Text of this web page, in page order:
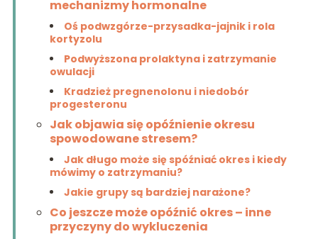
mechanizmy hormonalne
Oś podwzgórze-przysadka-jajnik i rola
kortyzolu
Podwyższona prolaktyna i zatrzymanie
owulacji
Kradzież pregnenolonu i niedobór
progesteronu
Jak objawia się opóźnienie okresu
spowodowane stresem?
Jak długo może się spóźniać okres i kiedy
mówimy o zatrzymaniu?
Jakie grupy są bardziej narażone?
Co jeszcze może opóźnić okres – inne
przyczyny do wykluczenia